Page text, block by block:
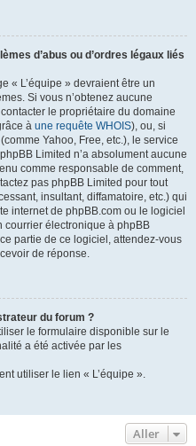
d’abus ou d’ordres légaux liés
« L’équipe » devraient être un
Si vous n’obtenez aucune
le propriétaire du domaine
à une requête WHOIS), ou, si
Yahoo, Free, etc.), le service
Limited n’a absolument aucune
comme responsable de comment,
pas phpBB Limited pour tout
insultant, diffamatoire, etc.) qui
internet de phpBB.com ou le logiciel
courrier électronique à phpBB
partie de ce logiciel, attendez-vous
de réponse.
du forum ?
le formulaire disponible sur le
a été activée par les
utiliser le lien « L’équipe ».
Aller